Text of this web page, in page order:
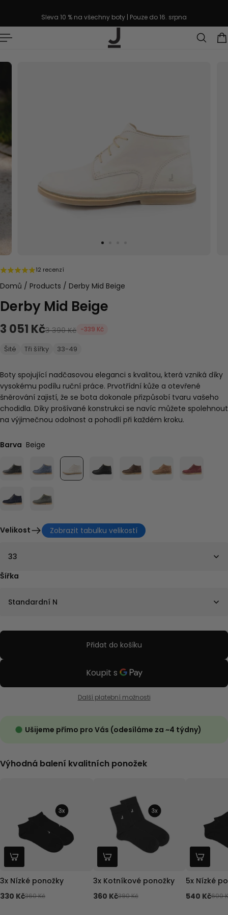
Sleva 10 % na všechny boty | Pouze do 16. srpna
12 recenzí
Domů / Products / Derby Mid Beige
Derby Mid Beige
3 051 Kč3 390 Kč -339 Kč
Šité Tři šířky 33-49
Boty spojující nadčasovou eleganci s kvalitou, která vzniká díky
vysokému podílu ruční práce. Prvotřídní kůže a otevřené
šněrování zajistí, že se bota dokonale přizpůsobí tvaru vašeho
chodidla. Díky prošívané konstrukci se navíc můžete spolehnout
na výjimečnou odolnost a pohodlí při každém kroku.
Barva Beige
Velikost Zobrazit tabulku velikostí
33
Šířka
Standardní N
Přidat do košíku
Další platební možnosti
Ušijeme přímo pro Vás (odesíláme za ~4 týdny)
Výhodná balení kvalitních ponožek
3x Nízké ponožky
330 Kč360 Kč
3x Kotníkové ponožky
360 Kč390 Kč
5x Nízké
540 Kč600